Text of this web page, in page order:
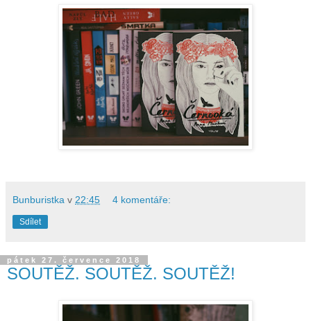
Bunburistka v 22:45 4 komentáře:
Sdílet
pátek 27. července 2018
SOUTĚŽ. SOUTĚŽ. SOUTĚŽ!